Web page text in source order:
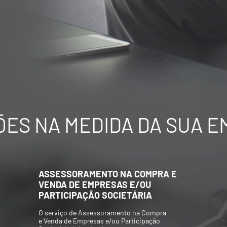
NA MEDIDA DA SUA
AVALIAÇÃO ECONÔMICO-
FINANCEIRA DE EMPRESAS
Elaboração de Valuations para aquisição
e/ou venda de participações societárias,